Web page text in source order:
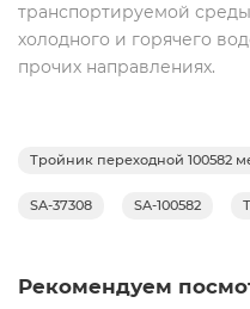
транспортируемой
холодного и горячего
прочих направлениях.
Тройник переходной 100582
SA-37308 SA-100582
Рекомендуем